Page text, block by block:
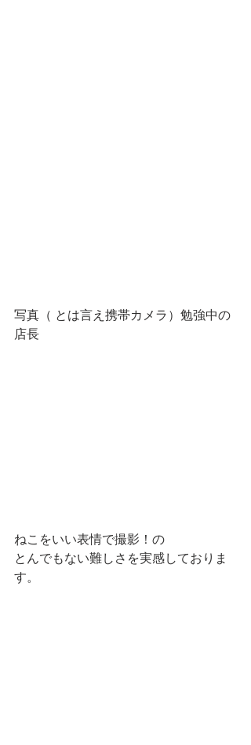
写真（ とは言え携帯カメラ）勉強中の
店長
ねこをいい表情で撮影！の
とんでもない難しさを実感しておりま
す。